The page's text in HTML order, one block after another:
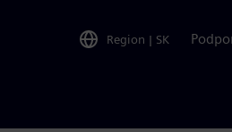
Region | SK